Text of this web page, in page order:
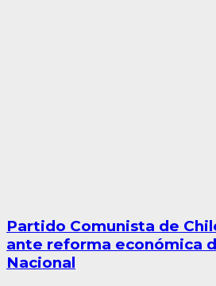
Partido Comunista de
ante reforma económica
Nacional